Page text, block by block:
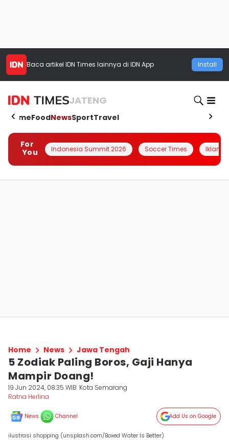
Baca artikel IDN Times lainnya di IDN App Install
JATENG
HomeFoodNewsSportTravel
For
You
Indonesia Summit 2026 Soccer Times Iklanin
Home News Jawa Tengah
5 Zodiak Paling Boros, Gaji Hanya
Mampir Doang!
19 Jun 2024, 08:35 WIB Kota Semarang
Ratna Herlina
News Channel Add Us on Google
ilustrasi shopping (unsplash.com/Boxed Water Is Better)